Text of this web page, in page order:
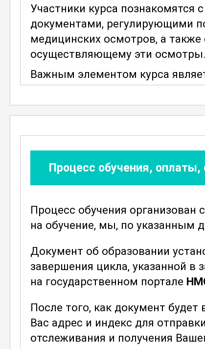
Участники курса
документами, регулирующими
медицинских осмотров, а
осуществляющему эти осмотры.
Важным элементом курса
применяемых при
о современных
медицинских приборов и
работников. Особое внимание
усталости, употребления
работоспособность.
Курс также затрагивает
получат знания о том, как
минимизировать временные
диагностики.
реализации программ
компаниях.
конфиденциальности при
получат представление о том,
обеспечить их право на
Процесс обучения,
Процесс обучения
на обучение, мы, по указанным
Документ об образовании
завершения цикла, указанной в
на государственном портале
После того, как документ
Вас адрес и индекс для
отслеживания и получения